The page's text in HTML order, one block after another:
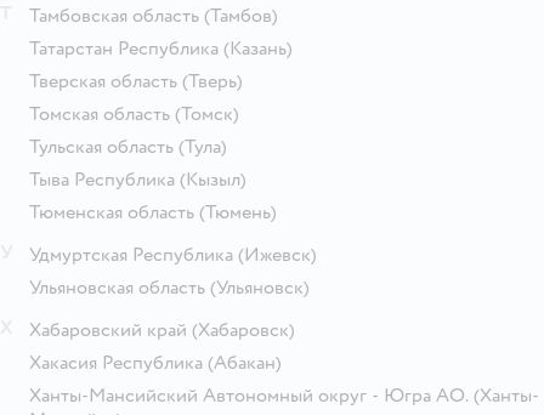
Тамбовская область (Тамбов)
Татарстан Республика (Казань)
Тверская область (Тверь)
Томская область (Томск)
Тульская область (Тула)
Тыва Республика (Кызыл)
Тюменская область (Тюмень)
Удмуртская Республика (Ижевск)
Ульяновская область (Ульяновск)
Хабаровский край (Хабаровск)
Хакасия Республика (Абакан)
Ханты-Мансийский Автономный округ - Югра АО. (Ханты-